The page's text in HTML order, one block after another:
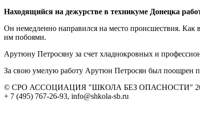
Находящийся на дежурстве в техникуме Донецка
Он немедленно направился на место происшествия. Как
им побоями.
Арутюну Петросяну за счет хладнокровных и
За свою умелую работу Арутюн Петросян был поощрен
© СРО АССОЦИАЦИЯ "ШКОЛА БЕЗ ОПАСНОСТИ"
+ 7 (495) 767-26-93, info@shkola-sb.ru